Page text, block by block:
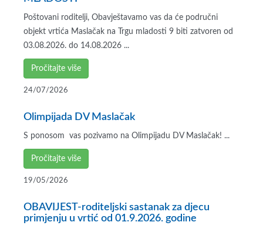
Poštovani roditelji, Obavještavamo vas da će područni
objekt vrtića Maslačak na Trgu mladosti 9 biti zatvoren od
03.08.2026. do 14.08.2026 ...
Pročitajte više
24/07/2026
Olimpijada DV Maslačak
S ponosom vas pozivamo na Olimpijadu DV Maslačak! ...
Pročitajte više
19/05/2026
OBAVIJEST-roditeljski sastanak za djecu
primjenju u vrtić od 01.9.2026. godine